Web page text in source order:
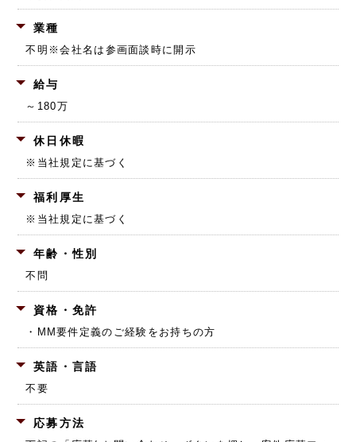
業種
不明 ※会社名は参画面談時に開示
給与
～180万
休日休暇
※当社規定に基づく
福利厚生
※当社規定に基づく
年齢・性別
不問
資格・免許
・MM要件定義のご経験をお持ちの方
英語・言語
不要
応募方法